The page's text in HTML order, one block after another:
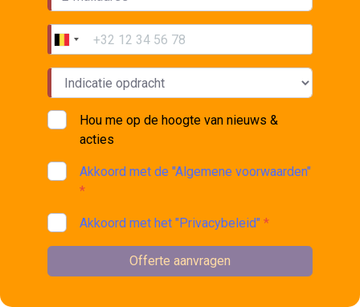
Hou me op de hoogte van nieuws &
acties
Akkoord met de "Algemene voorwaarden"
*
Akkoord met het "Privacybeleid" *
Offerte aanvragen